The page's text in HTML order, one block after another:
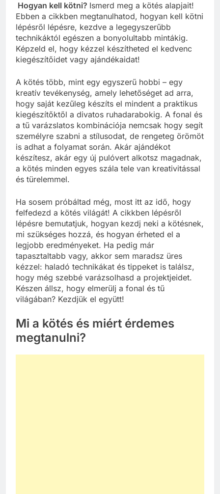
Hogyan kell kötni? Ismerd meg a kötés alapjait!
Ebben a cikkben megtanulhatod, hogyan kell kötni
lépésről lépésre, kezdve a legegyszerűbb
technikáktól egészen a bonyolultabb mintákig.
Képzeld el, hogy kézzel készítheted el kedvenc
kiegészítőidet vagy ajándékaidat!
A kötés több, mint egy egyszerű hobbi – egy
kreatív tevékenység, amely lehetőséget ad arra,
hogy saját kezűleg készíts el mindent a praktikus
kiegészítőktől a divatos ruhadarabokig. A fonal és
a tű varázslatos kombinációja nemcsak hogy segít
személyre szabni a stílusodat, de rengeteg örömöt
is adhat a folyamat során. Akár ajándékot
készítesz, akár egy új pulóvert alkotsz magadnak,
a kötés minden egyes szála tele van kreativitással
és türelemmel.
Ha sosem próbáltad még, most itt az idő, hogy
felfedezd a kötés világát! A cikkben lépésről
lépésre bemutatjuk, hogyan kezdj neki a kötésnek,
mi szükséges hozzá, és hogyan érheted el a
legjobb eredményeket. Ha pedig már
tapasztaltabb vagy, akkor sem maradsz üres
kézzel: haladó technikákat és tippeket is találsz,
hogy még szebbé varázsolhasd a projektjeidet.
Készen állsz, hogy elmerülj a fonal és tű
világában? Kezdjük el együtt!
Mi a kötés és miért érdemes
megtanulni?